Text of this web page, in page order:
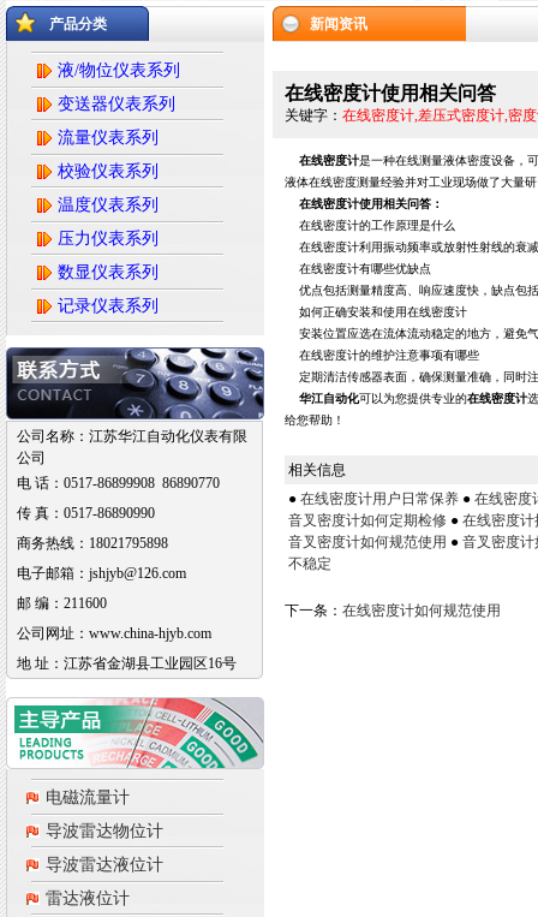
产品分类
液/物位仪表系列
变送器仪表系列
流量仪表系列
校验仪表系列
温度仪表系列
压力仪表系列
数显仪表系列
记录仪表系列
公司名称：江苏华江自动化仪表有限
公司
电 话：0517-86899908 86890770
传 真：0517-86890990
商务热线：18021795898
电子邮箱：jshjyb@126.com
邮 编：211600
公司网址：www.china-hjyb.com
地 址：江苏省金湖县工业园区16号
电磁流量计
导波雷达物位计
导波雷达液位计
雷达液位计
新闻资讯
在线密度计使用相关问答
关键字： 在线密度计,差压式密度计,密
在线密度计是一种在线测量液体密度设备，
液体在线密度测量经验并对工业现场做了大量
在线密度计使用相关问答：
在线密度计的工作原理是什么
在线密度计利用振动频率或放射性射线的衰
在线密度计有哪些优缺点
优点包括测量精度高、响应速度快，缺点包
如何正确安装和使用在线密度计
安装位置应选在流体流动稳定的地方，避免
在线密度计的维护注意事项有哪些
定期清洁传感器表面，确保测量准确，同时
华江自动化可以为您提供专业的在线密度计
给您帮助！
相关信息
● 在线密度计用户日常保养 ● 在线密度
音叉密度计如何定期检修 ● 在线密度计
音叉密度计如何规范使用 ● 音叉密度
不稳定
下一条： 在线密度计如何规范使用